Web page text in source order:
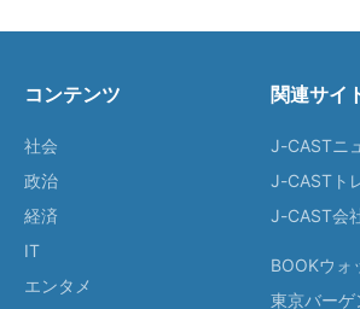
コンテンツ
社会
政治
経済
IT
エンタメ
関連サイ
J-CASTニ
J-CASTト
J-CAST会
BOOKウォ
東京バーゲ